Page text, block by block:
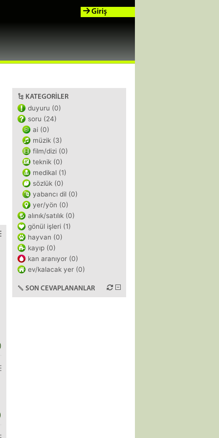
Giriş
KATEGORILER
duyuru (0)
soru (24)
ai (0)
müzik (3)
film/dizi (0)
teknik (0)
medikal (1)
sözlük (0)
yabancı dil (0)
yer/yön (0)
alınık/satılık (0)
gönül işleri (1)
hayvan (0)
kayıp (0)
kan aranıyor (0)
ev/kalacak yer (0)
SON CEVAPLANANLAR